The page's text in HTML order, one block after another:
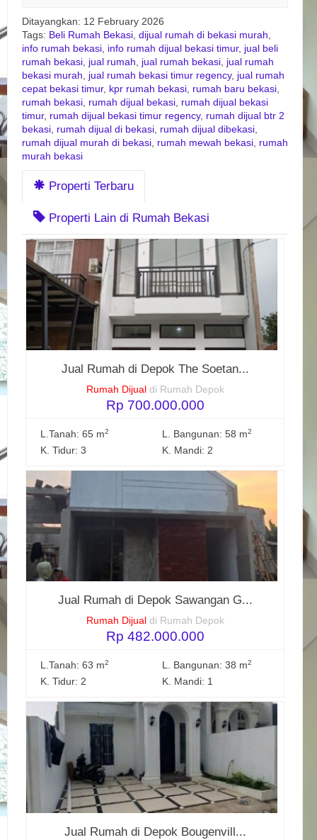
Ditayangkan: 12 February 2026
Tags: Beli Rumah Bekasi, dijual rumah di bekasi murah,
info rumah bekasi, info rumah dijual bekasi timur, jual beli
rumah bekasi, jual rumah, jual rumah bekasi, jual rumah
bekasi murah, jual rumah bekasi timur regency, jual rumah
cepat bekasi timur, kpr rumah bekasi, rumah baru bekasi,
rumah bekasi, rumah dijual bekasi, rumah dijual bekasi
timur, rumah dijual bekasi timur regency, rumah dijual btr 2
bekasi, rumah dijual di bekasi, rumah dijual dibekasi,
rumah dijual murah di bekasi, rumah mewah bekasi, rumah
murah bekasi
Properti Terbaru
Properti Lain di Rumah Bekasi
Jual Rumah di Depok The Soetan...
Rumah Dijual di Rumah Depok
Rp 700.000.000
L.Tanah: 65 m2 L. Bangunan: 58 m2
K. Tidur: 3 K. Mandi: 2
Jual Rumah di Depok Sawangan G...
Rumah Dijual di Rumah Depok
Rp 482.000.000
L.Tanah: 63 m2 L. Bangunan: 38 m2
K. Tidur: 2 K. Mandi: 1
Jual Rumah di Depok Bougenvill...